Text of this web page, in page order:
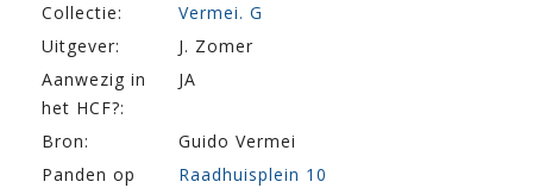
Collectie:
Vermei. G
Uitgever:
J. Zomer
Aanwezig in
het HCF?:
JA
Bron:
Guido Vermei
Panden op
Raadhuisplein 10